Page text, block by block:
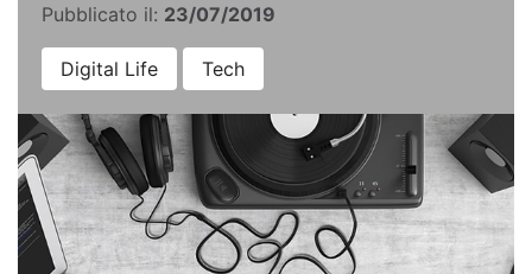
Pubblicato il: 23/07/2019
Digital Life Tech